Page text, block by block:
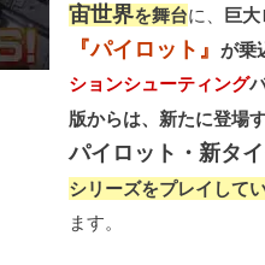
宙世界を舞台に、 巨
『パイロット』が乗
ションシューティング
版からは、新たに登場
パイロット・新タ
シリーズをプレイして
ます。